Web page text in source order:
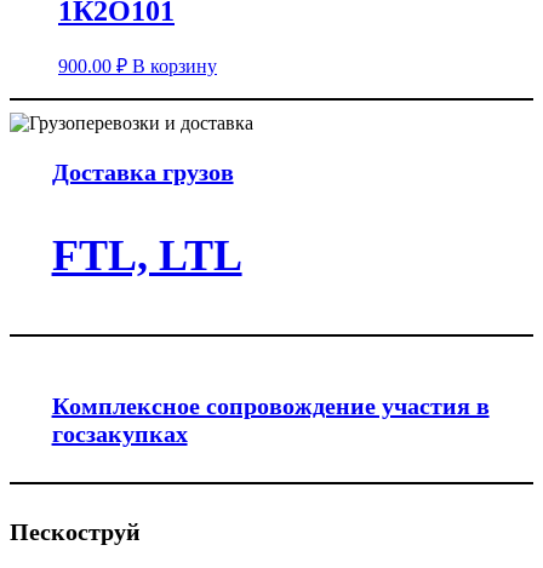
1К2О101
900.00 ₽ В корзину
Доставка грузов
FTL, LTL
Комплексное сопровождение участия в
госзакупках
Пескоструй